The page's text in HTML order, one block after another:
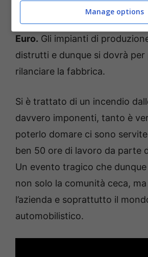
perdita economica di ben
Coroneche, il che
Euro. Gli impianti di
distrutti e dunque si dovrà per
rilanciare la fabbrica.
Si è trattato di un incendio
davvero imponenti, tanto è
poterlo domare ci sono
ben 50 ore di lavoro da parte
Un evento tragico che
non solo la comunità ceca,
l’azienda e soprattutto il
automobilistico.
Manage options